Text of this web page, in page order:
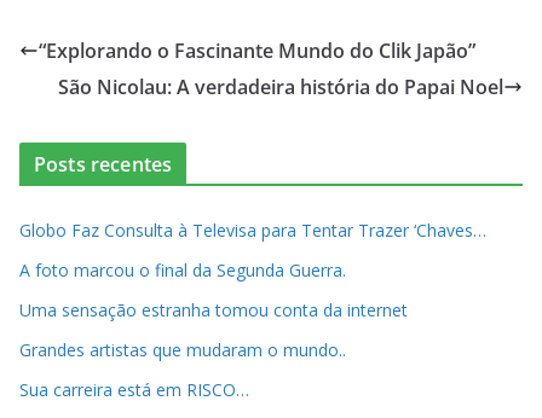
“Explorando o Fascinante Mundo do Clik Japão”
São Nicolau: A verdadeira história do Papai Noel
Posts recentes
Globo Faz Consulta à Televisa para Tentar Trazer ‘Chaves…
A foto marcou o final da Segunda Guerra.
Uma sensação estranha tomou conta da internet
Grandes artistas que mudaram o mundo..
Sua carreira está em RISCO…